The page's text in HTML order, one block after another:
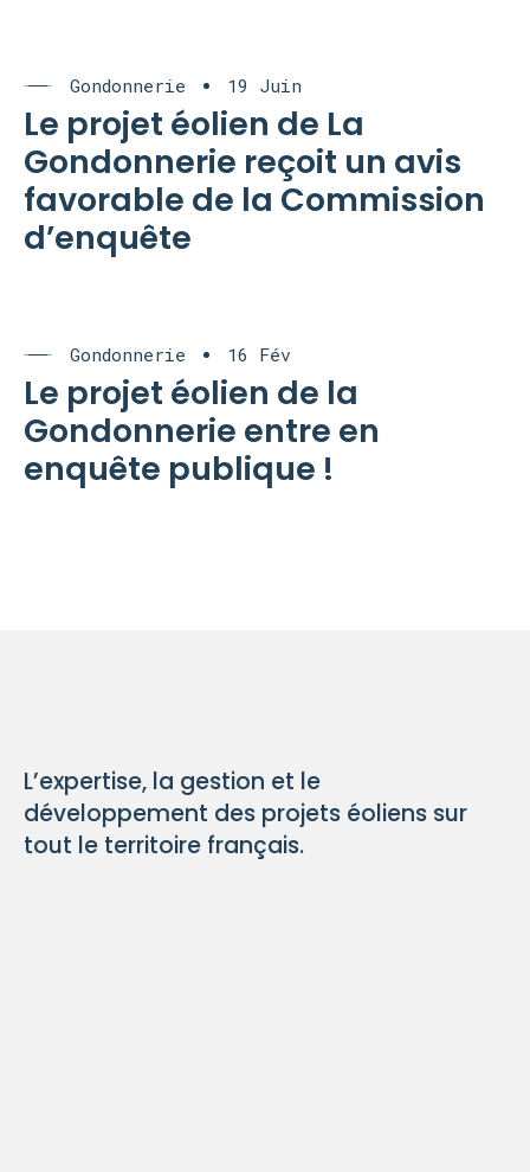
Gondonnerie 19 Juin
Le projet éolien de La
Gondonnerie reçoit un avis
favorable de la Commission
d’enquête
Gondonnerie 16 Fév
Le projet éolien de la
Gondonnerie entre en
enquête publique !
L’expertise, la gestion et le
développement des projets éoliens sur
tout le territoire français.